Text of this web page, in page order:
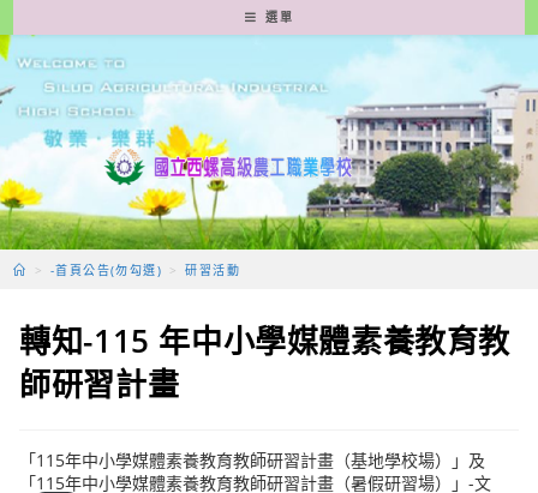
轉
至
要
容
選單
> -首頁公告(勿勾選) > 研習活動
轉知-115 年中小學媒體素養教育教
師研習計畫
「115年中小學媒體素養教育教師研習計畫（基地學校場）」及
「115年中小學媒體素養教育教師研習計畫（暑假研習場）」-文